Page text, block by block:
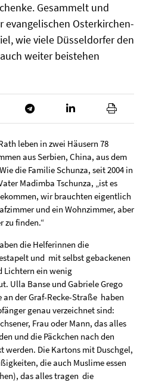
Gesammelt und
evangelischen Osterkirchen-
wie viele Düsseldorfer den
weiter beistehen
leben in zwei Häusern 78
aus Serbien, China, aus dem
die Familie Schunza, seit 2004 in
Madimba Tschunza, „ist es
wir brauchten eigentlich
und ein Wohnzimmer, aber
zu finden.“
die Helferinnen die
und mit selbst gebackenen
Lichtern ein wenig
Ulla Banse und Gabriele Grego
der Graf-Recke-Straße haben
genau verzeichnet sind:
Frau oder Mann, das alles
und die Päckchen nach den
werden. Die Kartons mit Duschgel,
die auch Muslime essen
das alles tragen die